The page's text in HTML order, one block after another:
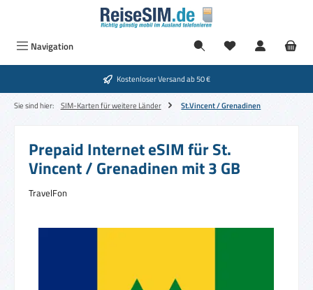
Zum Hauptinhalt springen
Navigation
Kostenloser Versand ab 50 €
Sie sind hier: SIM-Karten für weitere Länder St.Vincent / Grenadinen
Prepaid Internet eSIM für St.
Vincent / Grenadinen mit 3 GB
TravelFon